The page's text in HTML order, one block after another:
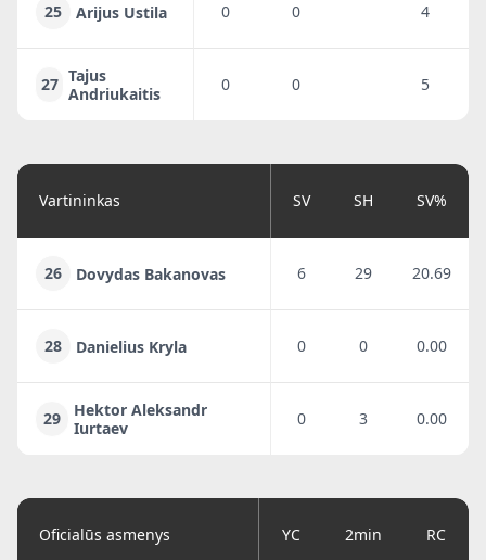
25 Arijus Ustila 0 0 4
27 Tajus
Andriukaitis
0 0 5
Vartininkas SV SH SV%
26 Dovydas Bakanovas 6 29 20.69
28 Danielius Kryla 0 0 0.00
29
Hektor Aleksandr
Iurtaev
0 3 0.00
Oficialūs asmenys YC 2min RC